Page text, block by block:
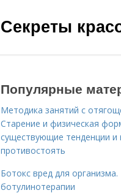
Секреты
Популярные
Методика занятий с
Старение и физическая
существующие тенденции и
противостоять
Ботокс вред для
ботулинотерапии